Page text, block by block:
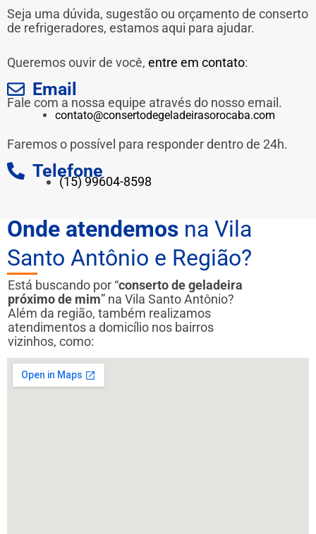
Seja uma dúvida, sugestão ou orçamento de conserto
de refrigeradores, estamos aqui para ajudar.
Queremos ouvir de você, entre em contato:
Email
Fale com a nossa equipe através do nosso email.
contato@consertodegeladeirasorocaba.com
Faremos o possível para responder dentro de 24h.
Telefone
(15) 99604-8598
Onde atendemos na Vila
Santo Antônio e Região?
Está buscando por “conserto de geladeira
próximo de mim” na Vila Santo Antônio?
Além da região, também realizamos
atendimentos a domicílio nos bairros
vizinhos, como: